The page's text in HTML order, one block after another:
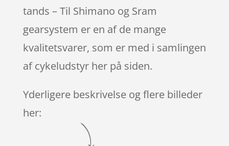
tands – Til Shimano og Sram
gearsystem er en af de mange
kvalitetsvarer, som er med i samlingen
af cykeludstyr her på siden.
Yderligere beskrivelse og flere billeder
her: